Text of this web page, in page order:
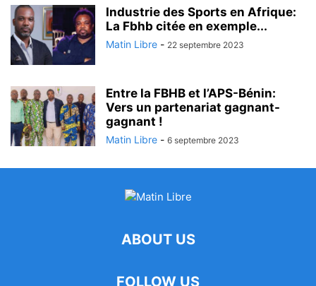
Industrie des Sports en Afrique:
La Fbhb citée en exemple...
Matin Libre - 22 septembre 2023
Entre la FBHB et l’APS-Bénin:
Vers un partenariat gagnant-
gagnant !
Matin Libre - 6 septembre 2023
ABOUT US
FOLLOW US